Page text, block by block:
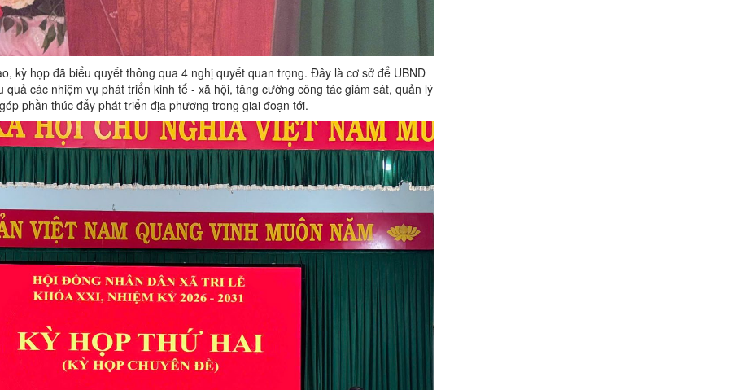
kỳ họp đã biểu quyết thông qua 4 nghị quyết quan trọng. Đây là cơ sở để UBND
các nhiệm vụ phát triển kinh tế - xã hội, tăng cường công tác giám sát, quản lý
phần thúc đẩy phát triển địa phương trong giai đoạn tới.